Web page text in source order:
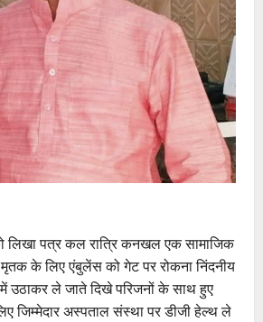
लिखा पत्र कल रात्रि कनखल एक सामाजिक
के लिए एंबुलेंस को गेट पर रोकना निंदनीय
उठाकर ले जाते दिखे परिजनों के साथ हुए
जिम्मेदार अस्पताल संस्था पर डीजी हेल्थ ले